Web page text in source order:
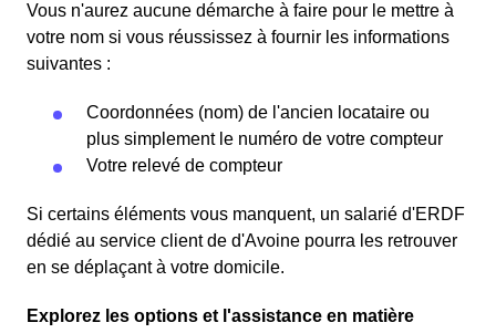
Vous n'aurez aucune démarche à faire pour le mettre à
votre nom si vous réussissez à fournir les informations
suivantes :
Coordonnées (nom) de l'ancien locataire ou
plus simplement le numéro de votre compteur
Votre relevé de compteur
Si certains éléments vous manquent, un salarié d'ERDF
dédié au service client de d'Avoine pourra les retrouver
en se déplaçant à votre domicile.
Explorez les options et l'assistance en matière